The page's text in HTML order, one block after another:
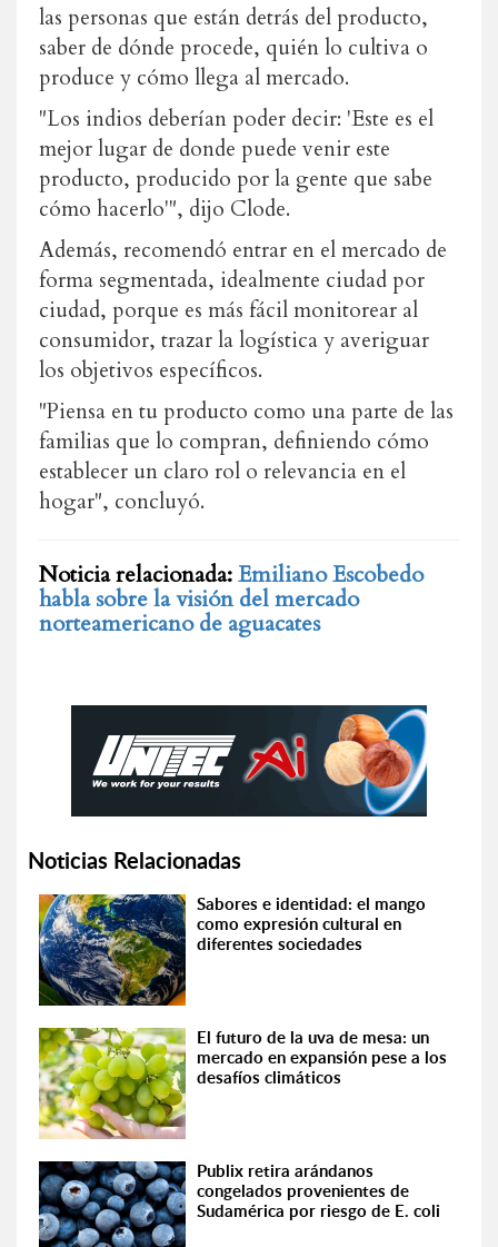
las personas que están detrás del producto,
saber de dónde procede, quién lo cultiva o
produce y cómo llega al mercado.
"Los indios deberían poder decir: 'Este es el
mejor lugar de donde puede venir este
producto, producido por la gente que sabe
cómo hacerlo'", dijo Clode.
Además, recomendó entrar en el mercado de
forma segmentada, idealmente ciudad por
ciudad, porque es más fácil monitorear al
consumidor, trazar la logística y averiguar
los objetivos específicos.
"Piensa en tu producto como una parte de las
familias que lo compran, definiendo cómo
establecer un claro rol o relevancia en el
hogar", concluyó.
Noticia relacionada:Emiliano Escobedo
habla sobre la visión del mercado
norteamericano de aguacates
Noticias Relacionadas
Sabores e identidad: el mango
como expresión cultural en
diferentes sociedades
El futuro de la uva de mesa: un
mercado en expansión pese a los
desafíos climáticos
Publix retira arándanos
congelados provenientes de
Sudamérica por riesgo de E. coli